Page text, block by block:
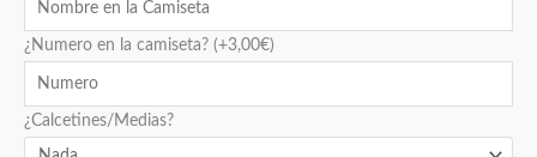
¿Numero en la camiseta? (+3,00€)
¿Calcetines/Medias?